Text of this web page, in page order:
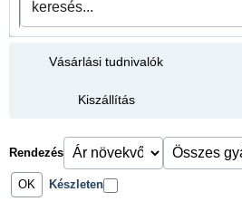
Vásárlási tudnivalók
Kiszállítás
Rendezés
Készleten